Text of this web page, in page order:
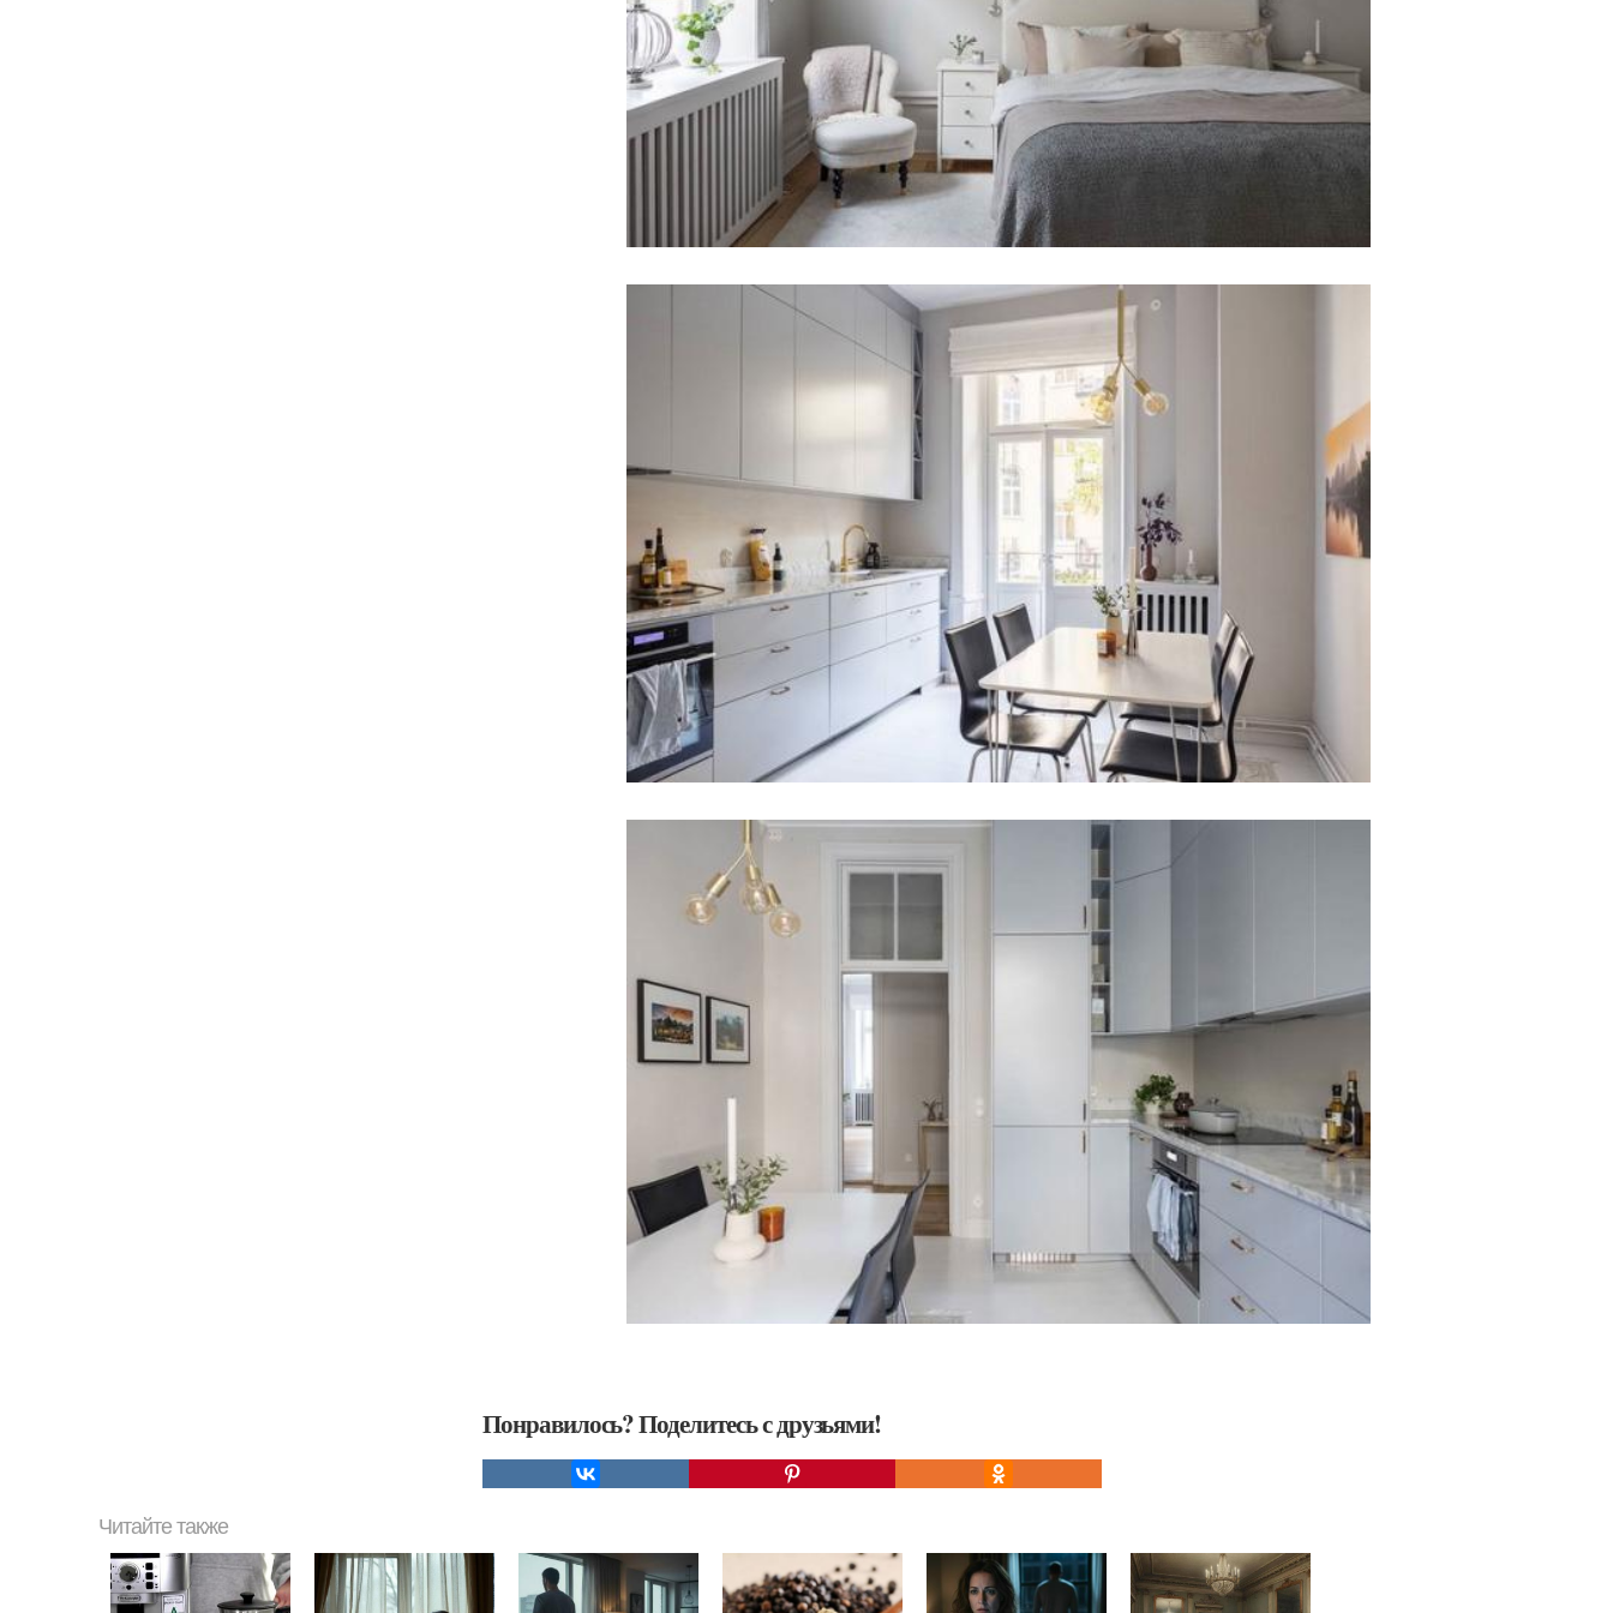
Понравилось? Поделитесь с друзьями!
Читайте также